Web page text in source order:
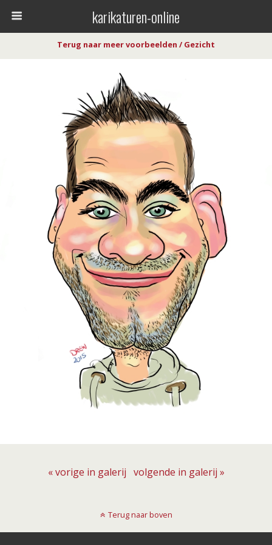
karikaturen-online
Terug naar meer voorbeelden / Gezicht
« vorige in galerij volgende in galerij »
Terug naar boven